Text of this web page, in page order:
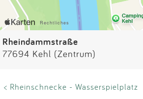
Rheindammstraße
77694 Kehl (Zentrum)
< Rheinschnecke - Wasserspielplatz